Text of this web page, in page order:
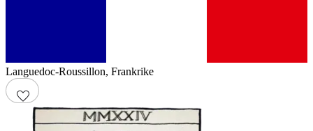
Languedoc-Roussillon, Frankrike